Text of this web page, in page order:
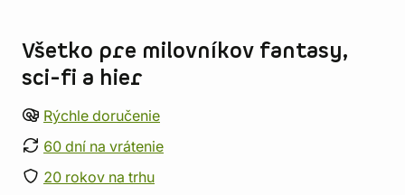
Všetko pre milovníkov fantasy,
sci-fi a hier
Rýchle doručenie
60 dní na vrátenie
20 rokov na trhu